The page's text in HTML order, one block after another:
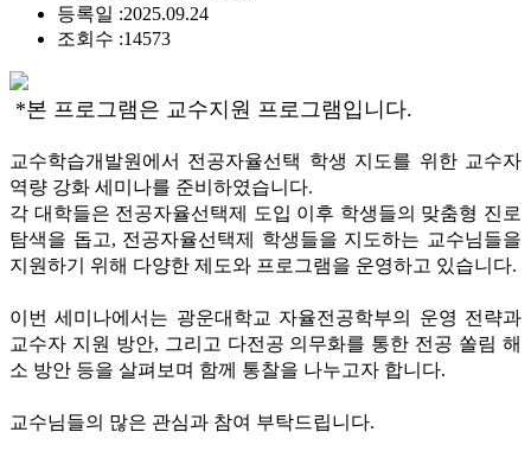
등록일 :2025.09.24
조회수 :14573
*본 프로그램은 교수지원 프로그램입니다.
교수학습개발원에서 전공자율선택 학생 지도를 위한 교수자
역량 강화 세미나를 준비하였습니다.
각 대학들은 전공자율선택제 도입 이후 학생들의 맞춤형 진로
탐색을 돕고, 전공자율선택제 학생들을 지도하는 교수님들을
지원하기 위해 다양한 제도와 프로그램을 운영하고 있습니다.
이번 세미나에서는 광운대학교 자율전공학부의 운영 전략과
교수자 지원 방안, 그리고 다전공 의무화를 통한 전공 쏠림 해
소 방안 등을 살펴보며 함께 통찰을 나누고자 합니다.
교수님들의 많은 관심과 참여 부탁드립니다.